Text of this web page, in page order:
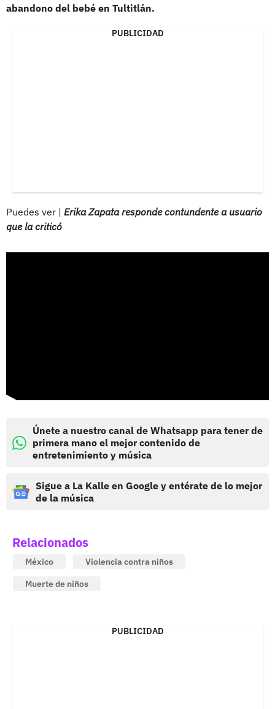
abandono del bebé en Tultitlán.
PUBLICIDAD
Puedes ver | Erika Zapata responde contundente a usuario
que la criticó
Únete a nuestro canal de Whatsapp para tener de
primera mano el mejor contenido de
entretenimiento y música
Sigue a La Kalle en Google y entérate de lo mejor
de la música
Relacionados
México
Violencia contra niños
Muerte de niños
PUBLICIDAD